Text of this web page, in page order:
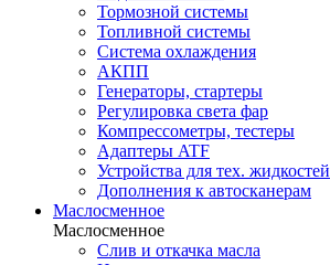
Тормозной системы
Топливной системы
Система охлаждения
АКПП
Генераторы, стартеры
Регулировка света фар
Компрессометры, тестеры
Адаптеры ATF
Устройства для тех. жидкостей
Дополнения к автосканерам
Маслосменное
Маслосменное
Слив и откачка масла